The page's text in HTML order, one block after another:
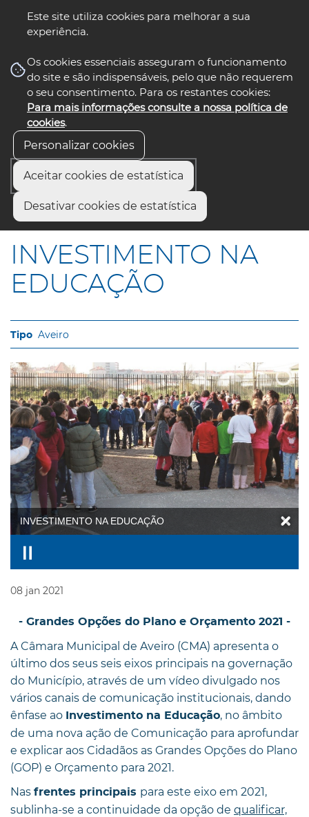
Este site utiliza cookies para melhorar a sua
experiência.
Os cookies essenciais asseguram o funcionamento
do site e são indispensáveis, pelo que não requerem
o seu consentimento. Para os restantes cookies:
Para mais informações consulte a nossa política de
cookies.
Personalizar cookies
Aceitar cookies de estatística
Desativar cookies de estatística
nos
Início
INVESTIMENTO NA EDUCAÇÃO
INVESTIMENTO NA
EDUCAÇÃO
Aveiro
INVESTIMENTO NA EDUCAÇÃO
08 jan 2021
- Grandes Opções do Plano e Orçamento 2021 -
A Câmara Municipal de Aveiro (CMA) apresenta o
último dos seus seis eixos principais na governação
do Município, através de um vídeo divulgado nos
vários canais de comunicação institucionais, dando
ênfase ao Investimento na Educação, no âmbito
de uma nova ação de Comunicação para aprofundar
e explicar aos Cidadãos as Grandes Opções do Plano
(GOP) e Orçamento para 2021.
Nas frentes principais para este eixo em 2021,
sublinha-se a continuidade da opção de qualificar,